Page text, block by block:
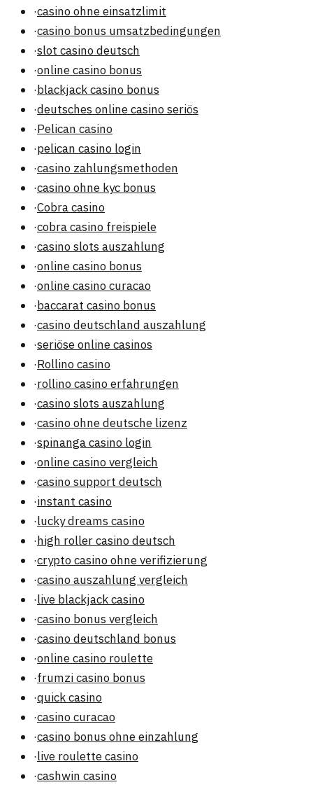
·casino ohne einsatzlimit
·casino bonus umsatzbedingungen
·slot casino deutsch
·online casino bonus
·blackjack casino bonus
·deutsches online casino seriös
·Pelican casino
·pelican casino login
·casino zahlungsmethoden
·casino ohne kyc bonus
·Cobra casino
·cobra casino freispiele
·casino slots auszahlung
·online casino bonus
·online casino curacao
·baccarat casino bonus
·casino deutschland auszahlung
·seriöse online casinos
·Rollino casino
·rollino casino erfahrungen
·casino slots auszahlung
·casino ohne deutsche lizenz
·spinanga casino login
·online casino vergleich
·casino support deutsch
·instant casino
·lucky dreams casino
·high roller casino deutsch
·crypto casino ohne verifizierung
·casino auszahlung vergleich
·live blackjack casino
·casino bonus vergleich
·casino deutschland bonus
·online casino roulette
·frumzi casino bonus
·quick casino
·casino curacao
·casino bonus ohne einzahlung
·live roulette casino
·cashwin casino